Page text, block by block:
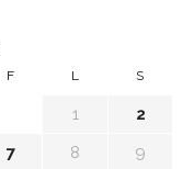
F L S
1
2
7 8
9